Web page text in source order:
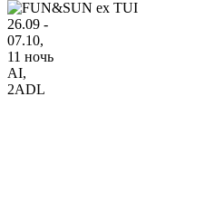
26.09 -
07.10,
11 ночь
AI,
2ADL